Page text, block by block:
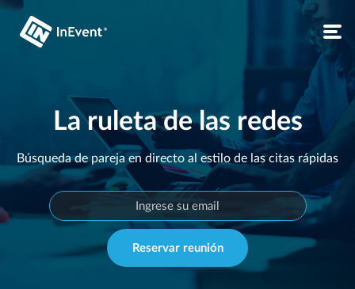
La ruleta de las redes
Búsqueda de pareja en directo al estilo de las citas rápidas
Reservar reunión